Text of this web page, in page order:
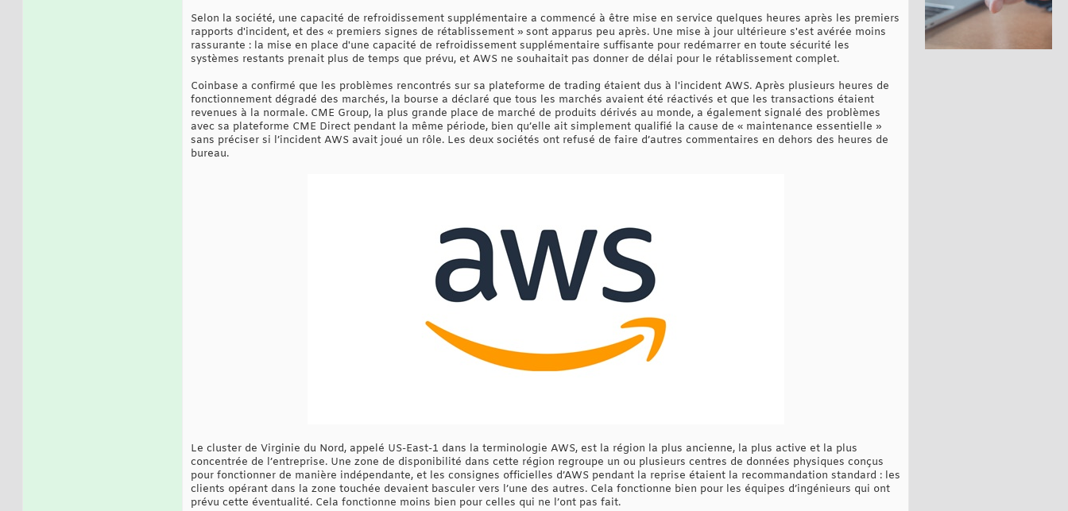
Selon la société, une capacité de refroidissement supplémentaire a commencé à être mise en service quelques heures après les premiers
rapports d'incident, et des « premiers signes de rétablissement » sont apparus peu après. Une mise à jour ultérieure s'est avérée moins
rassurante : la mise en place d'une capacité de refroidissement supplémentaire suffisante pour redémarrer en toute sécurité les
systèmes restants prenait plus de temps que prévu, et AWS ne souhaitait pas donner de délai pour le rétablissement complet.
Coinbase a confirmé que les problèmes rencontrés sur sa plateforme de trading étaient dus à l'incident AWS. Après plusieurs heures de
fonctionnement dégradé des marchés, la bourse a déclaré que tous les marchés avaient été réactivés et que les transactions étaient
revenues à la normale. CME Group, la plus grande place de marché de produits dérivés au monde, a également signalé des problèmes
avec sa plateforme CME Direct pendant la même période, bien qu’elle ait simplement qualifié la cause de « maintenance essentielle »
sans préciser si l’incident AWS avait joué un rôle. Les deux sociétés ont refusé de faire d’autres commentaires en dehors des heures de
bureau.
Le cluster de Virginie du Nord, appelé US-East-1 dans la terminologie AWS, est la région la plus ancienne, la plus active et la plus
concentrée de l’entreprise. Une zone de disponibilité dans cette région regroupe un ou plusieurs centres de données physiques conçus
pour fonctionner de manière indépendante, et les consignes officielles d’AWS pendant la reprise étaient la recommandation standard : les
clients opérant dans la zone touchée devaient basculer vers l’une des autres. Cela fonctionne bien pour les équipes d’ingénieurs qui ont
prévu cette éventualité. Cela fonctionne moins bien pour celles qui ne l’ont pas fait.